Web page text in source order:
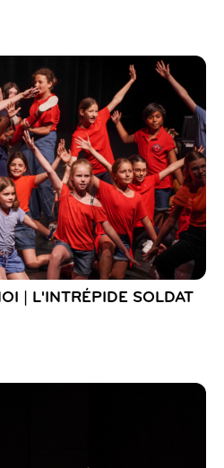
| L'INTRÉPIDE SOLDAT